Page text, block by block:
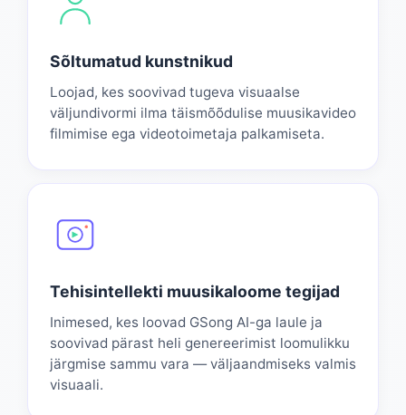
Sõltumatud kunstnikud
Loojad, kes soovivad tugeva visuaalse
väljundivormi ilma täismõõdulise muusikavideo
filmimise ega videotoimetaja palkamiseta.
Tehisintellekti muusikaloome tegijad
Inimesed, kes loovad GSong AI-ga laule ja
soovivad pärast heli genereerimist loomulikku
järgmise sammu vara — väljaandmiseks valmis
visuaali.